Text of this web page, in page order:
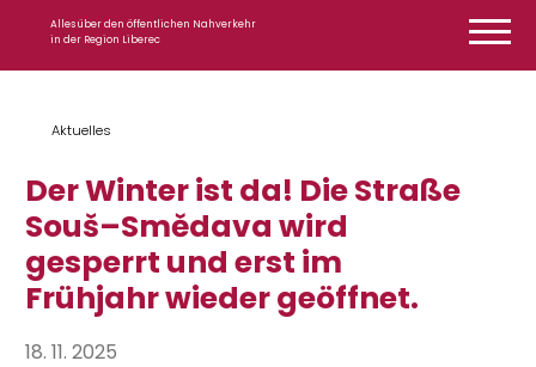
Alles über den öffentlichen Nahverkehr
in der Region Liberec
Aktuelles
Der Winter ist da! Die Straße
Souš–Smědava wird
gesperrt und erst im
Frühjahr wieder geöffnet.
18. 11. 2025